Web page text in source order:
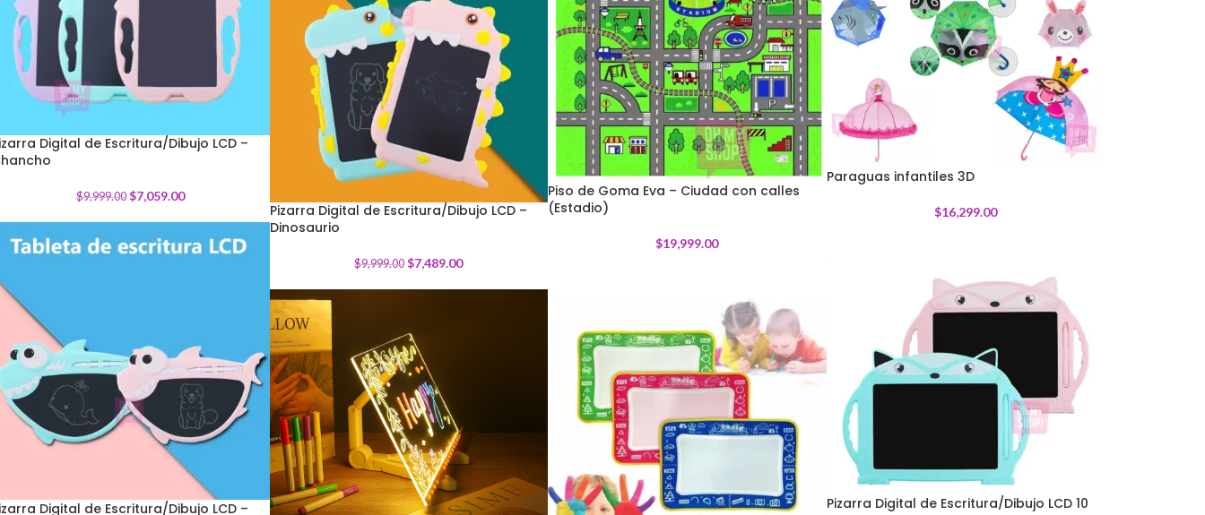
Paraguas infantiles 3D
$16,299.00
Piso de Goma Eva – Ciudad con calles
(Estadio)
$19,999.00
29%
Digital de Escritura/Dibujo LCD –
$9,999.00 $7,059.00
-25%
Pizarra Digital de Escritura/Dibujo LCD –
Dinosaurio
$9,999.00 $7,489.00
Digital de Escritura/Dibujo LCD –
Pizarra Digital de Escritura/Dibujo LCD 10